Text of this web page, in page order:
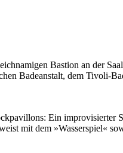
Bastion an der
Badeanstalt, dem
Ein improvisierter
mit dem »Wasserspiel«